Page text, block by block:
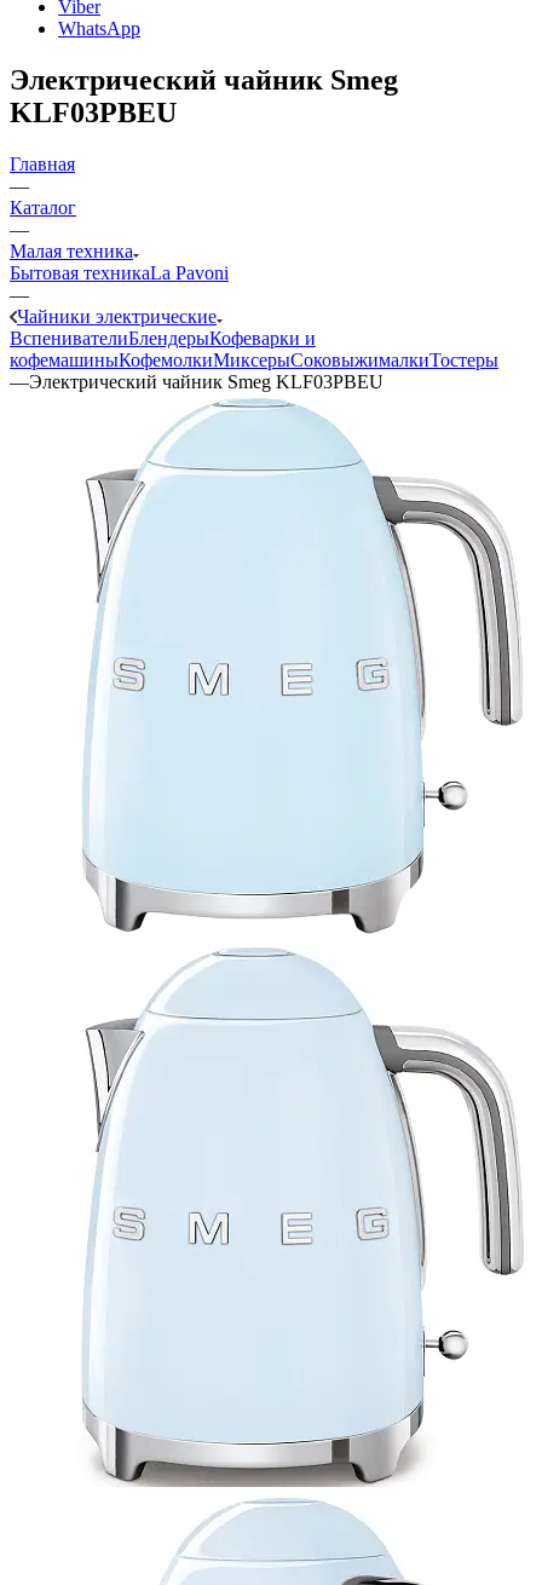
Viber
WhatsApp
Электрический чайник Smeg
KLF03PBEU
Главная
—
Каталог
—
Малая техника
Бытовая техникаLa Pavoni
—
Чайники электрические
ВспенивателиБлендерыКофеварки и
кофемашиныКофемолкиМиксерыСоковыжималкиТостеры
—Электрический чайник Smeg KLF03PBEU